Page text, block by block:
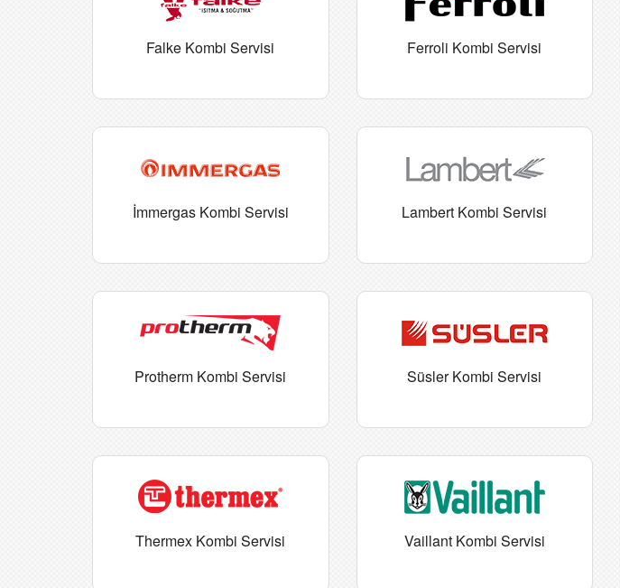
Falke Kombi Servisi Ferroli Kombi Servisi
İmmergas Kombi Servisi Lambert Kombi Servisi
Protherm Kombi Servisi Süsler Kombi Servisi
Thermex Kombi Servisi Vaillant Kombi Servisi